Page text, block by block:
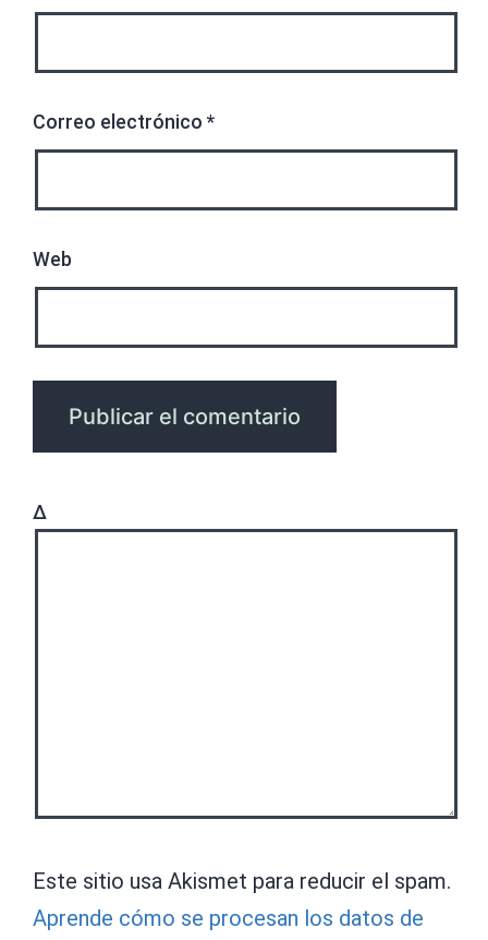
Correo electrónico *
Web
Δ
Este sitio usa Akismet para reducir el spam.
Aprende cómo se procesan los datos de